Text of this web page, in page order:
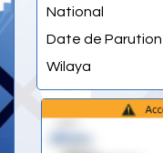
National
Date de Parution
Wilaya